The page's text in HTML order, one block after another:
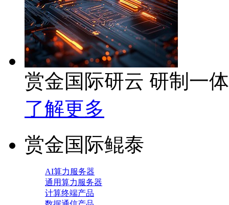
赏金国际研云 研制一
了解更多
赏金国际鲲泰
AI算力服务器
通用算力服务器
计算终端产品